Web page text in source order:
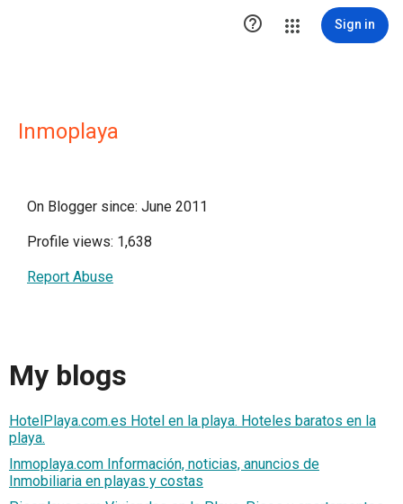
 Sign in
Inmoplaya
On Blogger since: June 2011
Profile views: 1,638
Report Abuse
My blogs
HotelPlaya.com.es Hotel en la playa. Hoteles baratos en la
playa.
Inmoplaya.com Información, noticias, anuncios de
Inmobiliaria en playas y costas